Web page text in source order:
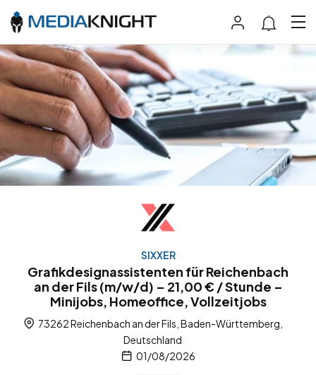
SIXXER
Grafikdesignassistenten für Reichenbach
an der Fils (m/w/d) – 21,00 € / Stunde –
Minijobs, Homeoffice, Vollzeitjobs
73262 Reichenbach an der Fils, Baden-Württemberg,
Deutschland
01/08/2026